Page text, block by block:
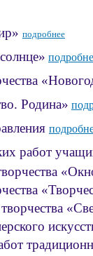
подробнее
Родина»